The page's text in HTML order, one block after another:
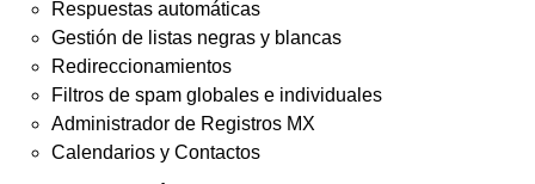
Respuestas automáticas
Gestión de listas negras y blancas
Redireccionamientos
Filtros de spam globales e individuales
Administrador de Registros MX
Calendarios y Contactos